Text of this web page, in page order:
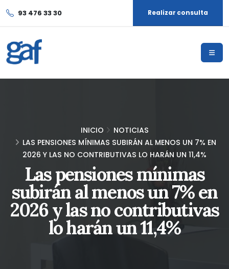
93 476 33 30 Realizar consulta
INICIO
NOTICIAS
LAS PENSIONES MÍNIMAS SUBIRÁN AL MENOS UN 7% EN
2026 Y LAS NO CONTRIBUTIVAS LO HARÁN UN 11,4%
Las pensiones mínimas
subirán al menos un 7% en
2026 y las no contributivas
lo harán un 11,4%